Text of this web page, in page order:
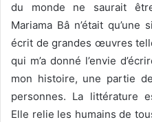
du monde ne saurait
Mariama Bâ n’était
écrit de grandes œuvres
qui m’a donné l’envie
mon histoire, une partie
personnes. La littérature
Elle relie les humains de